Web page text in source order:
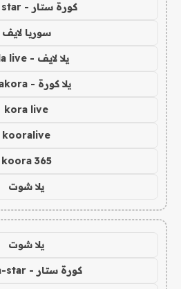
كورة ستار - kora star
سوريا لايف
يلا لايف - yalla live
يلا كورة - yallakora
kora live
kooralive
koora 365
يلا شوت
يلا شوت
كورة ستار - koora-star